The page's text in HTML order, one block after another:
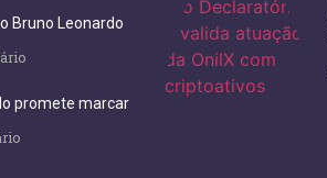
Bruno Leonardo
promete marcar